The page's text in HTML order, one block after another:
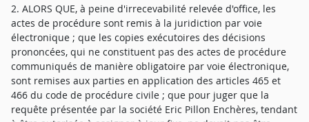
2. ALORS QUE, à peine d'irrecevabilité relevée d'office, les
actes de procédure sont remis à la juridiction par voie
électronique ; que les copies exécutoires des décisions
prononcées, qui ne constituent pas des actes de procédure
communiqués de manière obligatoire par voie électronique,
sont remises aux parties en application des articles 465 et
466 du code de procédure civile ; que pour juger que la
requête présentée par la société Eric Pillon Enchères, tendant